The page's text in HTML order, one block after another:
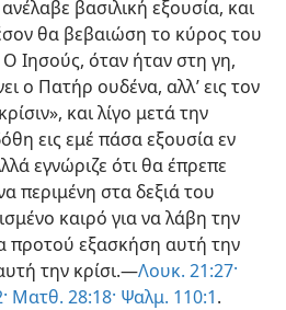
βασιλική εξουσία, και
θα βεβαιώση το κύρος του
Ιησούς, όταν ήταν στη γη,
ο Πατήρ ουδένα, αλλ’ εις τον
και λίγο μετά την
εις εμέ πάσα εξουσία εν
εγνώριζε ότι θα έπρεπε
περιμένη στα δεξιά του
καιρό για να λάβη την
προτού εξασκήση αυτή την
την κρίσι.​—Λουκ. 21:27·
Ματθ. 28:18· Ψαλμ. 110:1.